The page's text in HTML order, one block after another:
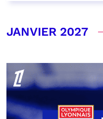
JANVIER 2027